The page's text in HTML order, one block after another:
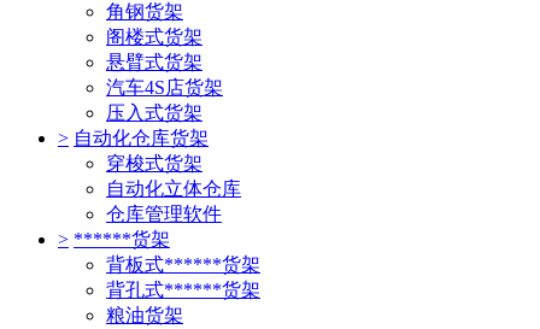
角钢货架
阁楼式货架
悬臂式货架
汽车4S店货架
压入式货架
> 自动化仓库货架
穿梭式货架
自动化立体仓库
仓库管理软件
> ******货架
背板式******货架
背孔式******货架
粮油货架